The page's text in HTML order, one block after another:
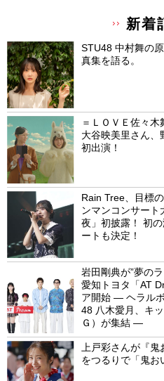
新着
STU48 中村舞の
真集を語る。
＝ＬＯＶＥ佐々木
大谷映美里さん、
初出演！
Rain Tree、目標
ンマンコンサー
夜」初披露！ 初
ートも決定！
岩田剛典が”夢の
愛知トヨタ「AT
ア開始 ― ヘラル
48 八木愛月、キ
Ｇ）が集結 ―
上戸彩さんが『
をつるりで「鬼お